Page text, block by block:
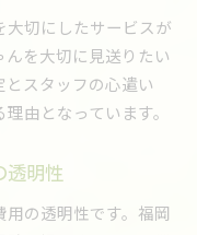
大切にしたサービスが
を大切に見送りたい
スタッフの心遣い
由となっています。
透明性
の透明性です。福岡